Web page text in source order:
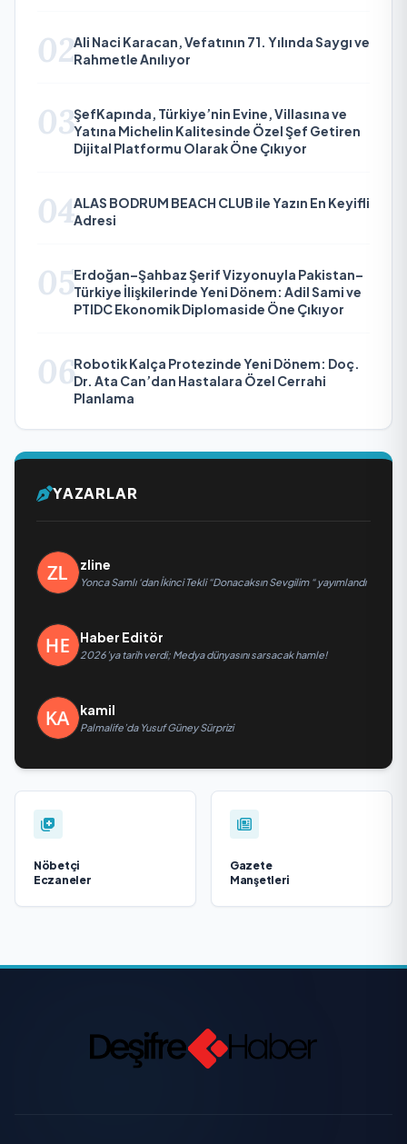
02Ali Naci Karacan, Vefatının 71. Yılında Saygı ve
Rahmetle Anılıyor
03ŞefKapında, Türkiye’nin Evine, Villasına ve
Yatına Michelin Kalitesinde Özel Şef Getiren
Dijital Platformu Olarak Öne Çıkıyor
04ALAS BODRUM BEACH CLUB ile Yazın En Keyifli
Adresi
05Erdoğan–Şahbaz Şerif Vizyonuyla Pakistan–
Türkiye İlişkilerinde Yeni Dönem: Adil Sami ve
PTIDC Ekonomik Diplomaside Öne Çıkıyor
06Robotik Kalça Protezinde Yeni Dönem: Doç.
Dr. Ata Can’dan Hastalara Özel Cerrahi
Planlama
YAZARLAR
zline
Yonca Samlı ‘dan İkinci Tekli “Donacaksın Sevgilim “ yayımlandı
Haber Editör
2026’ya tarih verdi; Medya dünyasını sarsacak hamle!
kamil
Palmalife’da Yusuf Güney Sürprizi
Nöbetçi
Eczaneler
Gazete
Manşetleri